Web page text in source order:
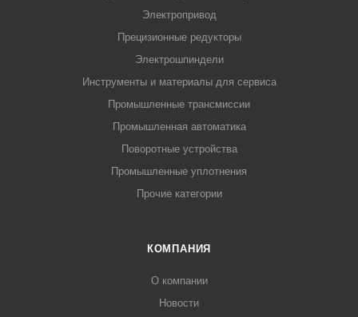
Электропривод
Прецизионные редукторы
Электрошпиндели
Инструменты и материалы для сервиса
Промышленные трансмиссии
Промышленная автоматика
Поворотные устройства
Промышленные уплотнения
Прочие категории
КОМПАНИЯ
О компании
Новости